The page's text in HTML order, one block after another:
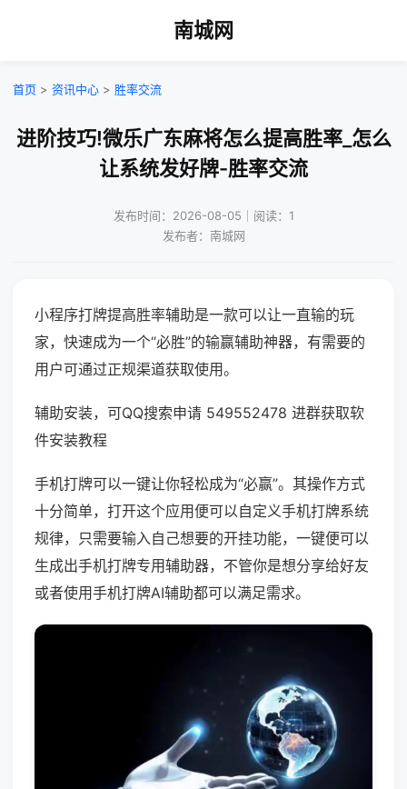
南城网
首页 > 资讯中心 > 胜率交流
进阶技巧!微乐广东麻将怎么提高胜率_怎么
让系统发好牌-胜率交流
发布时间：2026-08-05｜阅读：1
发布者：南城网
小程序打牌提高胜率辅助是一款可以让一直输的玩
家，快速成为一个“必胜”的输赢辅助神器，有需要的
用户可通过正规渠道获取使用。
辅助安装，可QQ搜索申请 549552478 进群获取软
件安装教程
手机打牌可以一键让你轻松成为“必赢”。其操作方式
十分简单，打开这个应用便可以自定义手机打牌系统
规律，只需要输入自己想要的开挂功能，一键便可以
生成出手机打牌专用辅助器，不管你是想分享给好友
或者使用手机打牌AI辅助都可以满足需求。